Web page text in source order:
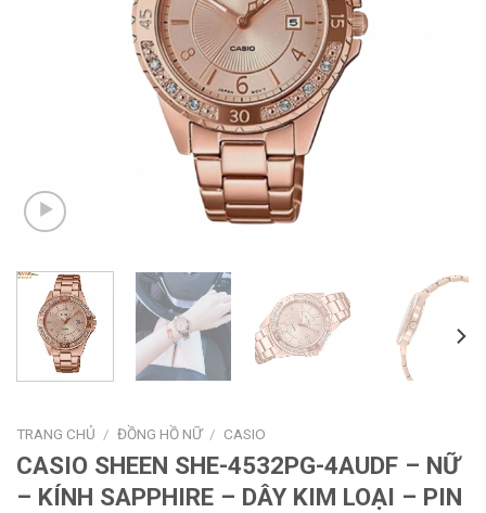
TRANG CHỦ / ĐỒNG HỒ NỮ / CASIO
CASIO SHEEN SHE-4532PG-4AUDF – NỮ
– KÍNH SAPPHIRE – DÂY KIM LOẠI – PIN